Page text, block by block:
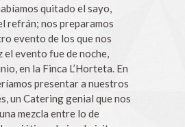
quitado el sayo,
refrán; nos preparamos
evento de los que nos
el evento fue de noche,
en la Finca L’Horteta. En
presentar a nuestros
un Catering genial que nos
mezcla entre lo de